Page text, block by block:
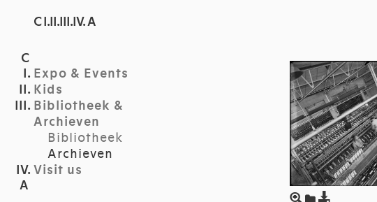
C I.II.III.IV. A
Expo & Events
Kids
Bibliotheek &
Archieven
Bibliotheek
Archieven
Visit us